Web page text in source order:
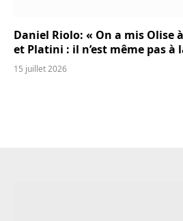
Daniel Riolo: « On a mis Olise
et Platini : il n’est même pas à
15 juillet 2026